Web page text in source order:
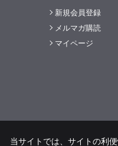
新規会員登録
メルマガ購読
マイページ
当サイトでは、サイトの利